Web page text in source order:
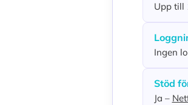
Upp till
Ingen
Stöd
Ja –